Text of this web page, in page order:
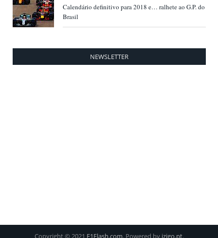
Calendário definitivo para 2018 e… ralhete ao G.P. do
Brasil
NEWSLETTER